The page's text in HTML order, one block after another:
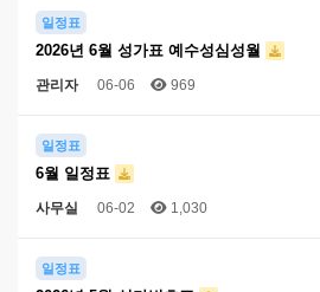
일정표
2026년 6월 성가표 예수성심성월
관리자 06-06 969
일정표
6월 일정표
사무실 06-02 1,030
일정표